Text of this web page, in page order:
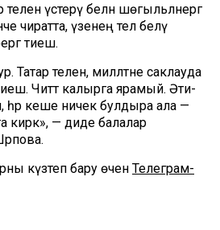
телен үстерү белән шөгыльләнергә
чиратта, үзенең тел белү
тиеш.
Татар телен, милләтне саклауда
Читтә калырга ярамый. Әти-
һәр кеше ничек булдыра ала —
кирәк», — диде балалар
күзәтеп бару өчен Телеграм-